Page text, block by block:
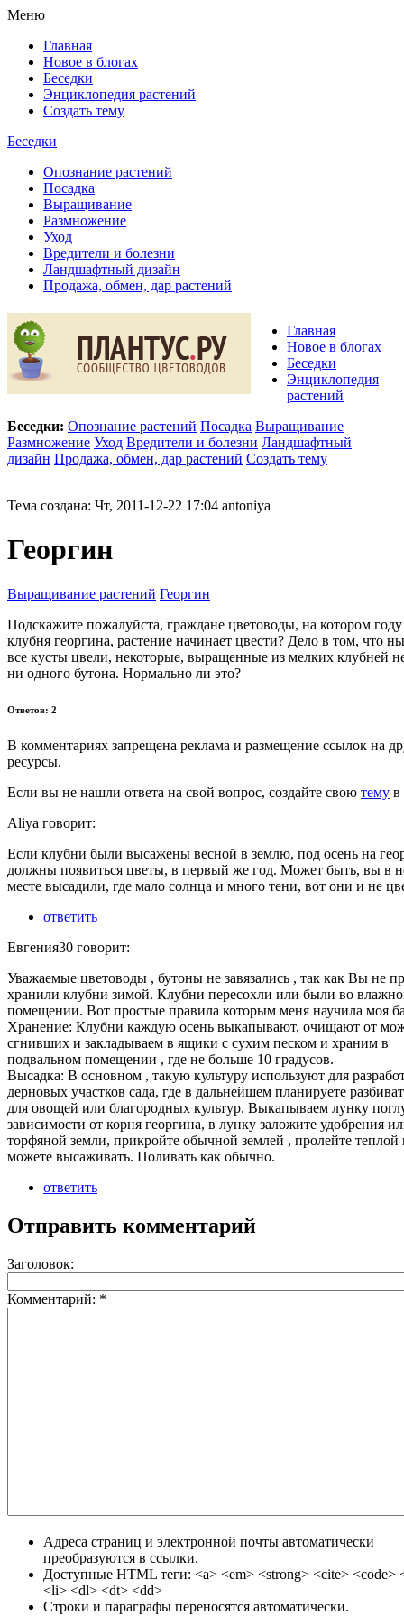
Меню
Главная
Новое в блогах
Беседки
Энциклопедия растений
Создать тему
Беседки
Опознание растений
Посадка
Выращивание
Размножение
Уход
Вредители и болезни
Ландшафтный дизайн
Продажа, обмен, дар растений
Главная
Новое в блогах
Беседки
Энциклопедия
растений
Беседки: Опознание растений Посадка Выращивание
Размножение Уход Вредители и болезни Ландшафтный
дизайн Продажа, обмен, дар растений Создать тему
Тема создана: Чт, 2011-12-22 17:04 antoniya
Георгин
Выращивание растений Георгин
Подскажите пожалуйста, граждане цветоводы, на котором
клубня георгина, растение начинает цвести? Дело в том, что
все кусты цвели, некоторые, выращенные из мелких клубней
ни одного бутона. Нормально ли это?
Ответов: 2
В комментариях запрещена реклама и размещение ссылок на
ресурсы.
Если вы не нашли ответа на свой вопрос, создайте свою тему в
Aliya говорит:
Если клубни были высажены весной в землю, под осень на
должны появиться цветы, в первый же год. Может быть, вы в
месте высадили, где мало солнца и много тени, вот они и не
ответить
Евгения30 говорит:
Уважаемые цветоводы , бутоны не завязались , так как Вы не
хранили клубни зимой. Клубни пересохли или были во
помещении. Вот простые правила которым меня научила моя
Хранение: Клубни каждую осень выкапывают, очищают от
сгнивших и закладываем в ящики с сухим песком и храним в
подвальном помещении , где не больше 10 градусов.
Высадка: В основном , такую культуру используют для
дерновых участков сада, где в дальнейшем планируете
для овощей или благородных культур. Выкапываем лунку
зависимости от корня георгина, в лунку заложите удобрения
торфяной земли, прикройте обычной землей , пролейте теплой
можете высаживать. Поливать как обычно.
ответить
Отправить комментарий
Заголовок:
Комментарий: *
Адреса страниц и электронной почты автоматически
преобразуются в ссылки.
Доступные HTML теги: <a> <em> <strong> <cite> <code>
<li> <dl> <dt> <dd>
Строки и параграфы переносятся автоматически.